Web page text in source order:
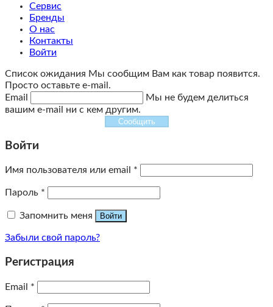
Сервис
Бренды
О нас
Контакты
Войти
Список ожидания Мы сообщим Вам как товар появится.
Просто оставьте e-mail.
Email
Мы не будем делиться
вашим e-mail ни с кем другим.
Сообщить
Войти
Имя пользователя или email *
Пароль *
Запомнить меня Войти
Забыли свой пароль?
Регистрация
Email *